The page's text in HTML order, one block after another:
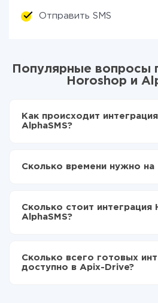
Отправить SMS
Популярные вопросы
Horoshop и
Как происходит
AlphaSMS?
Выбираете какие данные
Теперь данные будут
передаваться из Horoshop в
Сколько времени нужно на
отличаться и составлять от 5-
среднем настройка занимает 10-
Сколько стоит интеграция
AlphaSMS?
функционал. Вы оплачиваете
данных, которые по факту
Сколько всего готовых
доступно в Apix-Drive?